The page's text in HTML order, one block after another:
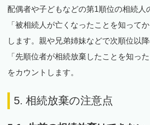
配偶者や子どもなどの第1順位の相続人
「被相続人が亡くなったことを知って
します。親や兄弟姉妹などで次順位以
「先順位者が相続放棄したことを知っ
をカウントします。
5. 相続放棄の注意点